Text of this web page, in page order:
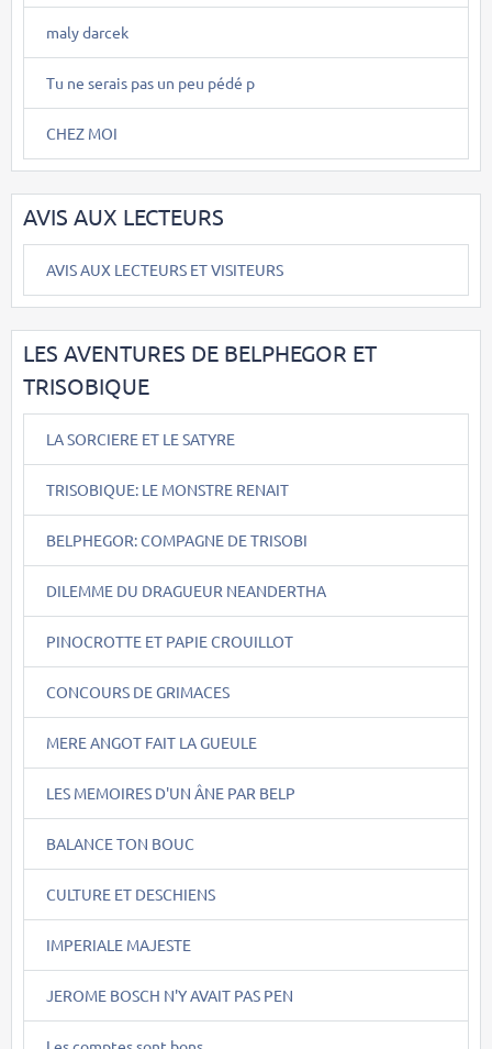
maly darcek
Tu ne serais pas un peu pédé p
CHEZ MOI
AVIS AUX LECTEURS
AVIS AUX LECTEURS ET VISITEURS
LES AVENTURES DE BELPHEGOR ET
TRISOBIQUE
LA SORCIERE ET LE SATYRE
TRISOBIQUE: LE MONSTRE RENAIT
BELPHEGOR: COMPAGNE DE TRISOBI
DILEMME DU DRAGUEUR NEANDERTHA
PINOCROTTE ET PAPIE CROUILLOT
CONCOURS DE GRIMACES
MERE ANGOT FAIT LA GUEULE
LES MEMOIRES D'UN ÂNE PAR BELP
BALANCE TON BOUC
CULTURE ET DESCHIENS
IMPERIALE MAJESTE
JEROME BOSCH N'Y AVAIT PAS PEN